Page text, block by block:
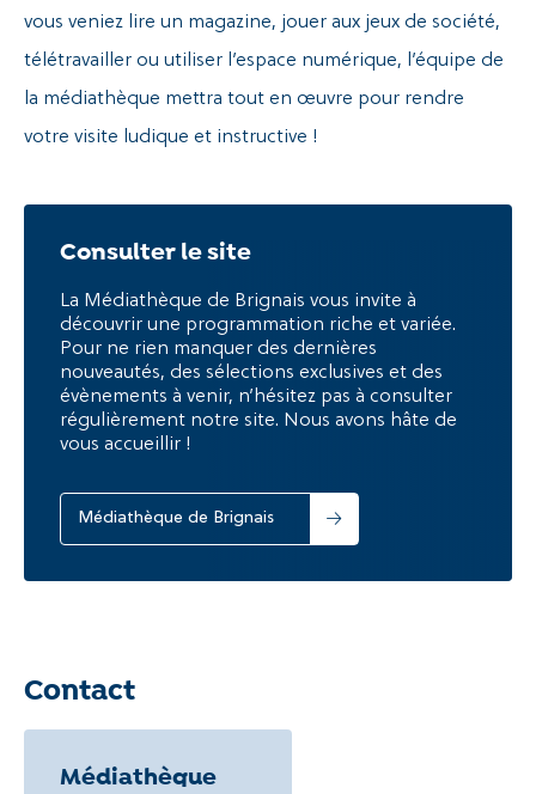
vous veniez lire un magazine, jouer aux jeux de société,
télétravailler ou utiliser l’espace numérique, l’équipe de
la médiathèque mettra tout en œuvre pour rendre
votre visite ludique et instructive !
Consulter le site
La Médiathèque de Brignais vous invite à
découvrir une programmation riche et variée.
Pour ne rien manquer des dernières
nouveautés, des sélections exclusives et des
évènements à venir, n’hésitez pas à consulter
régulièrement notre site. Nous avons hâte de
vous accueillir !
Médiathèque de Brignais
Contact
Médiathèque